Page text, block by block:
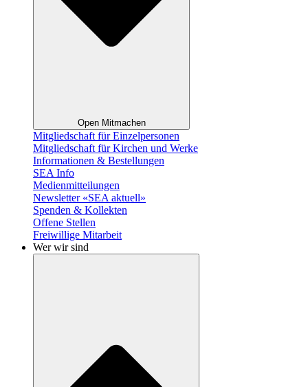
Open Mitmachen
Mitgliedschaft für Einzelpersonen
Mitgliedschaft für Kirchen und Werke
Informationen & Bestellungen
SEA Info
Medienmitteilungen
Newsletter «SEA aktuell»
Spenden & Kollekten
Offene Stellen
Freiwillige Mitarbeit
Wer wir sind